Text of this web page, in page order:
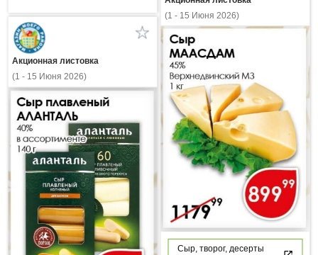
(1 - 15 Июня 2026)
Сыр, творог, десерты
Акционная листовка
(1 - 15 Июня 2026)